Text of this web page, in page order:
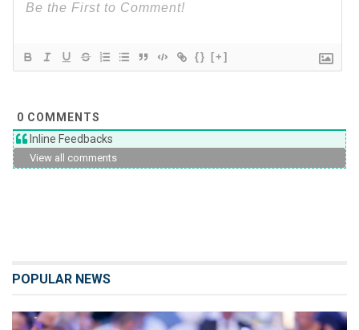
{} [+]
0 COMMENTS
Inline Feedbacks
View all comments
POPULAR NEWS